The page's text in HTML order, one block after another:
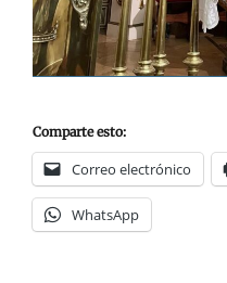
Comparte esto:
Correo electrónico
WhatsApp